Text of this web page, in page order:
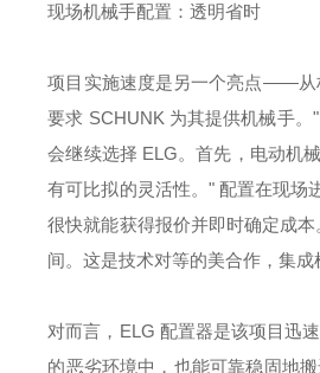
现场机械手配置：透明省时
项目实施速度是另一个亮点——从
要求 SCHUNK 为其提供机械手
会继续选择 ELG。首先，电动机
有可比拟的灵活性。" 配置在现场
很快就能获得报价并即时确定成
间。这是技术对等的美合作，集
对而言，ELG 配置器是该项目迅
的恶劣环境中，也能可靠稳固地